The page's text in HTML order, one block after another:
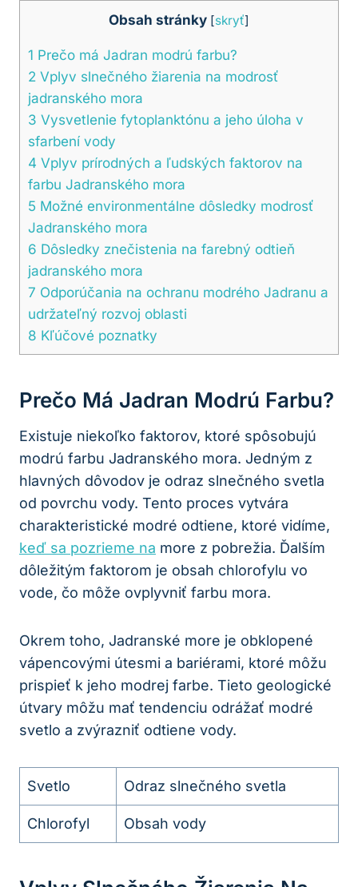
Obsah stránky [skryť]
1 Prečo má Jadran modrú farbu?
2 Vplyv slnečného žiarenia na modrosť
jadranského mora
3 Vysvetlenie fytoplanktónu a jeho úloha v
sfarbení vody
4 Vplyv prírodných a ľudských faktorov na
farbu Jadranského mora
5 Možné environmentálne dôsledky modrosť
Jadranského mora
6 Dôsledky znečistenia na farebný odtieň
jadranského mora
7 Odporúčania na ochranu modrého Jadranu a
udržateľný rozvoj oblasti
8 Kľúčové poznatky
Prečo Má Jadran Modrú Farbu?
Existuje niekoľko faktorov, ktoré spôsobujú
modrú farbu Jadranského mora. Jedným z
hlavných dôvodov je odraz slnečného svetla
od povrchu vody. Tento proces vytvára
charakteristické modré odtiene, ktoré vidíme,
keď sa pozrieme na more z pobrežia. Ďalším
dôležitým faktorom je obsah chlorofylu vo
vode, čo môže ovplyvniť farbu mora.
Okrem toho, Jadranské more je obklopené
vápencovými útesmi a bariérami, ktoré môžu
prispieť k jeho modrej farbe. Tieto geologické
útvary môžu mať tendenciu odrážať modré
svetlo a zvýrazniť odtiene vody.
Svetlo Odraz slnečného svetla
Chlorofyl Obsah vody